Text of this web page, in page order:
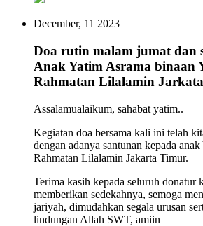
December, 11 2023
Doa rutin malam jumat dan
Anak Yatim Asrama binaan
Rahmatan Lilalamin
Assalamualaikum, sahabat yatim..
Kegiatan doa bersama kali ini telah
dengan adanya santunan kepada
Rahmatan Lilalamin Jakarta Timur.
Terima kasih kepada seluruh donatur
memberikan sedekahnya, semoga
jariyah, dimudahkan segala urusan
lindungan Allah SWT, amiin